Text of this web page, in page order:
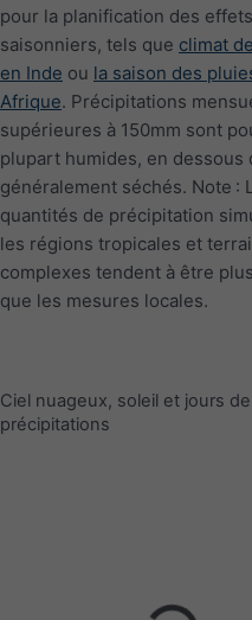
pour la planification des effets
saisonniers, tels que climat
en Inde ou la saison des
Afrique. Précipitations
supérieures à 150mm sont
plupart humides, en dessous
généralement séchés. Note :
quantités de précipitation
les régions tropicales et
complexes tendent à être
que les mesures locales.
Ciel nuageux, soleil et jours de
précipitations